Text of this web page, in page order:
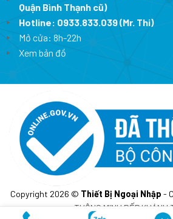
Quận Bình Thạnh cũ)
Hotline: 0933.833.039(Mr. Thi)
Mở cửa: 8h-22h
Xem bản đồ
Copyright 2026 © Thiết Bị Ngoại Nhập -
THÔNG MINH BẾP KHÁNH